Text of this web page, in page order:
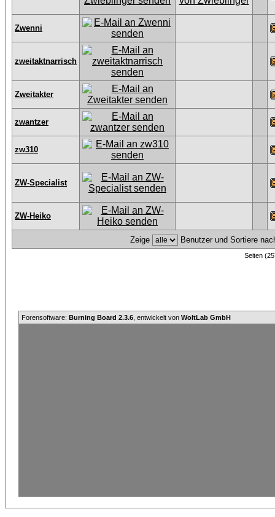
Zwenni
zweitaktnarrisch
Zweitakter
zwantzer
zw310
ZW-Specialist
ZW-Heiko
Zeige Benutzer und Sortiere
Seiten
Forensoftware: Burning Board 2.3.6 , entwickelt von WoltLab GmbH